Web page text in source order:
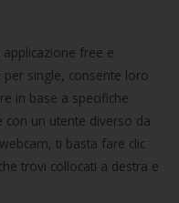
free e
single, consente loro
in base a specifiche
con un utente diverso da
ti basta fare clic
trovi collocati a destra e